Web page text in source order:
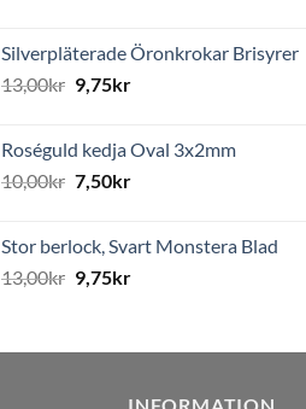
Silverpläterade Öronkrokar Brisyrer
13,00kr 9,75kr
Roséguld kedja Oval 3x2mm
10,00kr 7,50kr
Stor berlock, Svart Monstera Blad
13,00kr 9,75kr